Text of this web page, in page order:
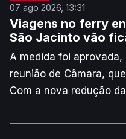
07 ago 2026, 13:31
Viagens no ferry
São Jacinto vão
A medida foi
reunião de Câmara,
Com a nova redução
para 110 euros.